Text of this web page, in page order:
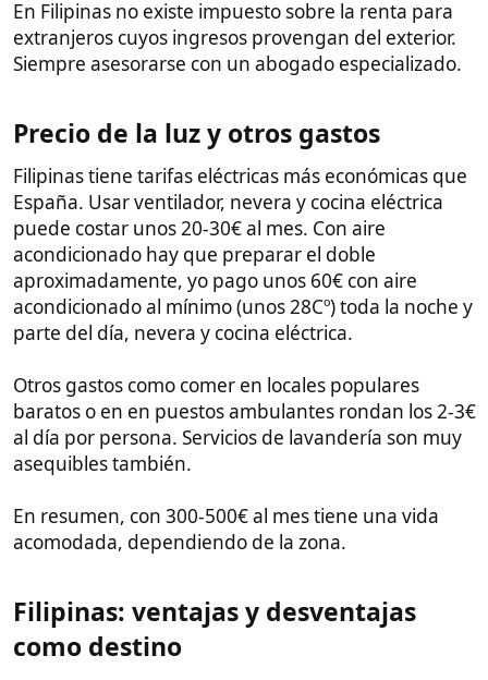
Comunidad grande de expatriados con los
cuales socializar.
Filipinos son hospitalarios con extranjeros y
familiares son parte de la cultura.
vida nocturna.
Desventajas y precauciones a tener en cuenta:
Corrupción e informalidad en trámites legales
y administrativos. Verificar todo.
Posible envidia y recelo de algunos locales ante
extranjeros con más recursos.
Precaución con estafas y engaños en temas de
dinero. No alardear de riqueza.
muchos meses.
Sanidad pública de baja calidad, ideal contar
con seguro médico. Pregúntame por privado y
te recomiendo el mejor actualmente.
No ideal para personas muy mayores o
mundo.
ahorros, que valoran clima tropical, naturaleza y
aventura. Se recomienda ser prudente en temas
legales y de dinero, no alardear, ser humilde, sonreír